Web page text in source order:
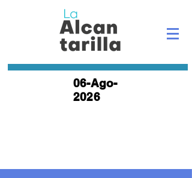
06-Ago-
2026